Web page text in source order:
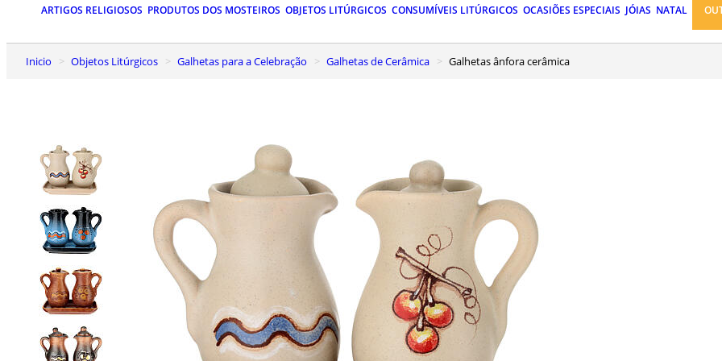
ARTIGOS RELIGIOSOS PRODUTOS DOS MOSTEIROS OBJETOS LITÚRGICOS CONSUMÍVEIS LITÚRGICOS OCASIÕES ESPECIAIS JÓIAS NATAL
Inicio Objetos Litúrgicos Galhetas para a Celebração Galhetas de Cerâmica Galhetas ânfora cerâmica